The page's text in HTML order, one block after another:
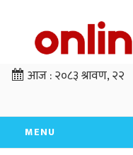
आज :२०८३ श्रावण, २२
MENU